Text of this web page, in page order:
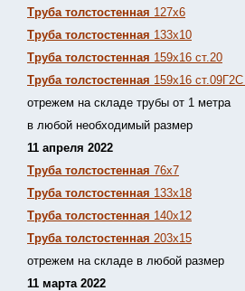
Труба толстостенная 127х6
Труба толстостенная 133х10
Труба толстостенная 159х16 ст.20
Труба толстостенная 159х16 ст.09Г2С
отрежем на складе трубы от 1 метра
в любой необходимый размер
11 апреля 2022
Труба толстостенная 76х7
Труба толстостенная 133х18
Труба толстостенная 140х12
Труба толстостенная 203х15
отрежем на складе в любой размер
11 марта 2022